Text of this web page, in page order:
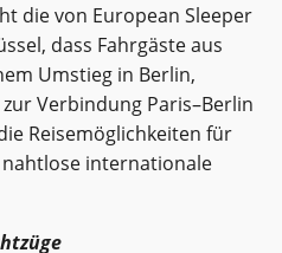
die von European Sleeper
dass Fahrgäste aus
Umstieg in Berlin,
Verbindung Paris–Berlin
Reisemöglichkeiten für
internationale